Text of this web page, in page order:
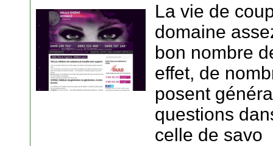
La vie de
domaine
bon nombre
effet, de
posent
questions
celle de savo